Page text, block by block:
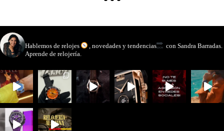
Hablemos de relojes , novedades y tendencias
con Sandra Barradas.
Aprende de relojería.